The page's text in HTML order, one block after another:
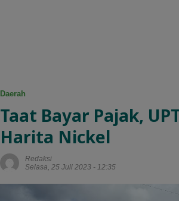
Daerah
Taat Bayar Pajak,
Harita Nickel
Redaksi
Selasa, 25 Juli 2023 - 12:35